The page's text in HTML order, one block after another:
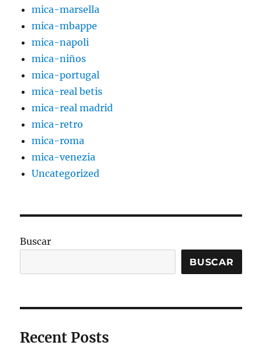
mica-marsella
mica-mbappe
mica-napoli
mica-niños
mica-portugal
mica-real betis
mica-real madrid
mica-retro
mica-roma
mica-venezia
Uncategorized
Buscar
BUSCAR
Recent Posts